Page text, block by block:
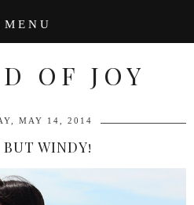
MENU
OF JOY
MAY 14, 2014
BUT WINDY!